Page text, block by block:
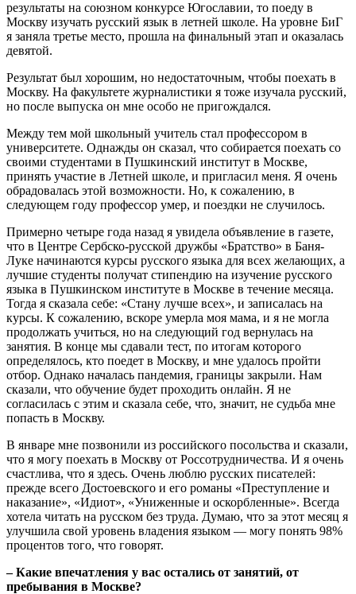
результаты на союзном конкурсе Югославии, то поеду в
Москву изучать русский язык в летней школе. На уровне БиГ
я заняла третье место, прошла на финальный этап и оказалась
девятой.
Результат был хорошим, но недостаточным, чтобы поехать в
Москву. На факультете журналистики я тоже изучала русский,
но после выпуска он мне особо не пригождался.
Между тем мой школьный учитель стал профессором в
университете. Однажды он сказал, что собирается поехать со
своими студентами в Пушкинский институт в Москве,
принять участие в Летней школе, и пригласил меня. Я очень
обрадовалась этой возможности. Но, к сожалению, в
следующем году профессор умер, и поездки не случилось.
Примерно четыре года назад я увидела объявление в газете,
что в Центре Сербско-русской дружбы «Братство» в Баня-
Луке начинаются курсы русского языка для всех желающих, а
лучшие студенты получат стипендию на изучение русского
языка в Пушкинском институте в Москве в течение месяца.
Тогда я сказала себе: «Стану лучше всех», и записалась на
курсы. К сожалению, вскоре умерла моя мама, и я не могла
продолжать учиться, но на следующий год вернулась на
занятия. В конце мы сдавали тест, по итогам которого
определялось, кто поедет в Москву, и мне удалось пройти
отбор. Однако началась пандемия, границы закрыли. Нам
сказали, что обучение будет проходить онлайн. Я не
согласилась с этим и сказала себе, что, значит, не судьба мне
попасть в Москву.
В январе мне позвонили из российского посольства и сказали,
что я могу поехать в Москву от Россотрудничества. И я очень
счастлива, что я здесь. Очень люблю русских писателей:
прежде всего Достоевского и его романы «Преступление и
наказание», «Идиот», «Униженные и оскорбленные». Всегда
хотела читать на русском без труда. Думаю, что за этот месяц я
улучшила свой уровень владения языком — могу понять 98%
процентов того, что говорят.
– Какие впечатления у вас остались от занятий, от
пребывания в Москве?